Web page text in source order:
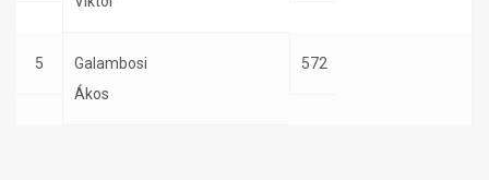
5
Galambosi
Ákos
572